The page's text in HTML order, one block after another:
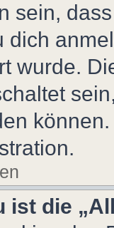
sein,
dich
wurde.
ist die